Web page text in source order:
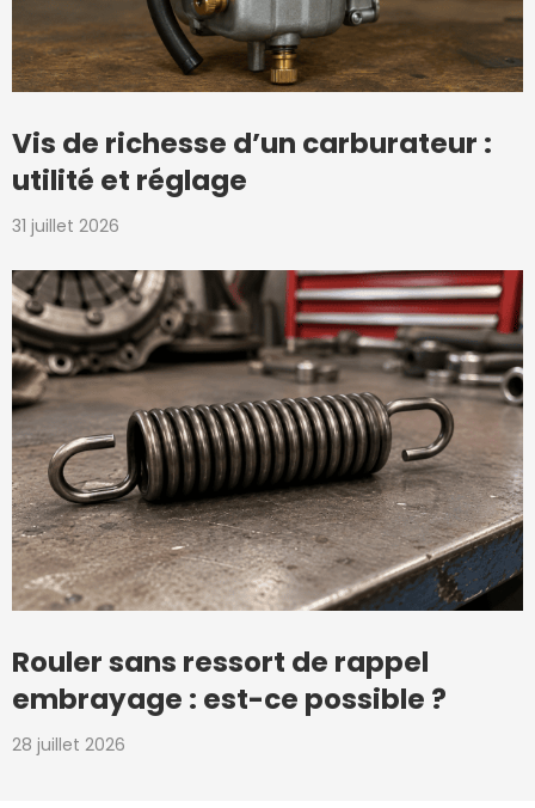
Vis de richesse d’un carburateur :
utilité et réglage
31 juillet 2026
Rouler sans ressort de rappel
embrayage : est-ce possible ?
28 juillet 2026